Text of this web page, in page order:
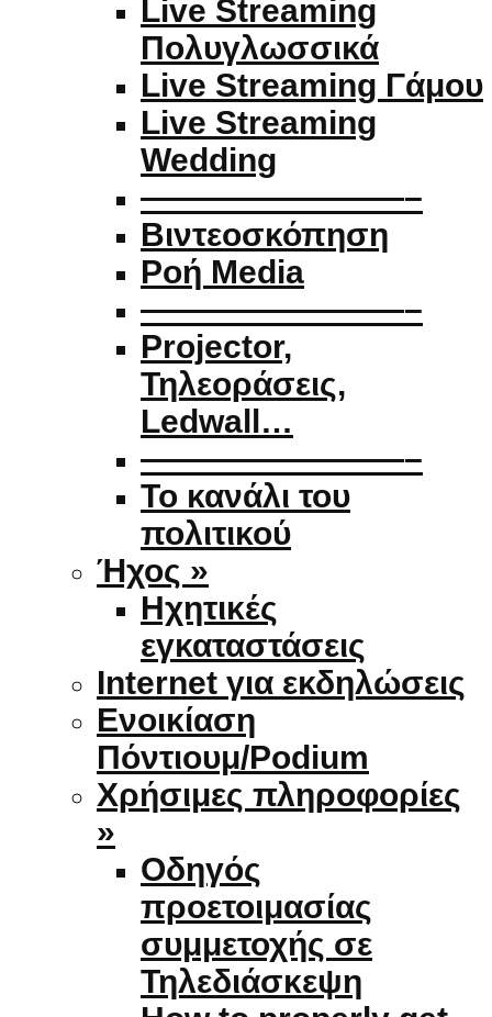
Live Streaming
Πολυγλωσσικά
Live Streaming Γάμου
Live Streaming
Wedding
————————–
Βιντεοσκόπηση
Ροή Media
————————–
Projector,
Τηλεοράσεις,
Ledwall…
————————–
Το κανάλι του
πολιτικού
Ήχος »
Ηχητικές
εγκαταστάσεις
Internet για εκδηλώσεις
Ενοικίαση
Πόντιουμ/Podium
Χρήσιμες πληροφορίες
»
Οδηγός
προετοιμασίας
συμμετοχής σε
Τηλεδιάσκεψη